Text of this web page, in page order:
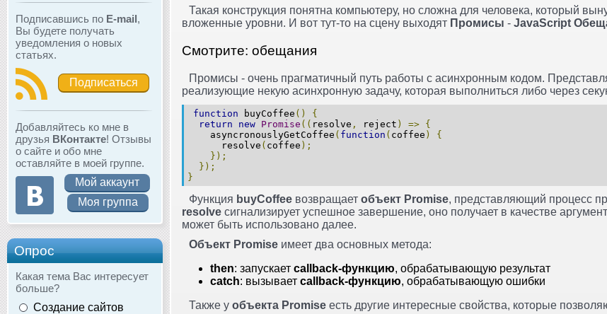
Подписавшись по E-mail,
Вы будете получать
уведомления о новых
статьях.
Подписаться
Добавляйтесь ко мне в
друзья ВКонтакте! Отзывы
о сайте и обо мне
оставляйте в моей группе.
Мой аккаунт
Моя группа
Опрос
Какая тема Вас интересует
больше?
Создание сайтов
Такая конструкция понятна компьютеру, но сложна для человека, который
вложенные уровни. И вот тут-то на сцену выходят Промисы - JavaScript
Смотрите: обещания
Промисы - очень прагматичный путь работы с асинхронным кодом.
реализующие некую асинхронную задачу, которая выполниться либо через
function buyCoffee ()
{
return
new Promise (( resolve , reject ) => {
asyncronouslyGetCoffee ( function ( coffee )
{
resolve ( coffee );
});
});
}
Функция buyCoffee возвращает объект Promise, представляющий процесс
resolve сигнализирует успешное завершение, оно получает в качестве
может быть использовано далее.
Объект Promise имеет два основных метода:
then: запускает callback-функцию, обрабатывающую результат
catch: вызывает callback-функцию, обрабатывающую ошибки
Также у объекта Promise есть другие интересные свойства, которые